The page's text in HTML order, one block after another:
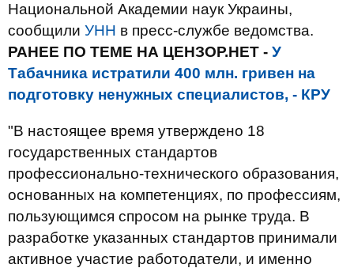
Национальной Академии наук Украины,
сообщили УНН в пресс-службе ведомства.
РАНЕЕ ПО ТЕМЕ НА ЦЕНЗОР.НЕТ - У
Табачника истратили 400 млн. гривен на
подготовку ненужных специалистов, - КРУ
"В настоящее время утверждено 18
государственных стандартов
профессионально-технического образования,
основанных на компетенциях, по профессиям,
пользующимся спросом на рынке труда. В
разработке указанных стандартов принимали
активное участие работодатели, и именно